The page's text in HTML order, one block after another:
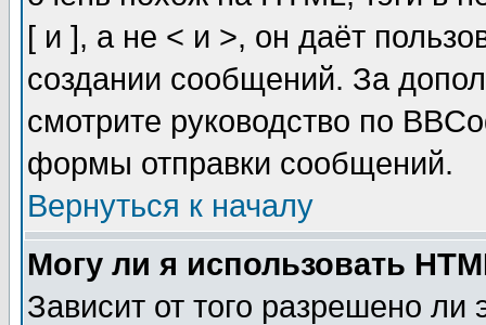
[ и ], а не < и >, он даёт
создании сообщений. За
смотрите руководство по
формы отправки сообщений.
Вернуться к началу
Могу ли я использовать
Зависит от того разрешено